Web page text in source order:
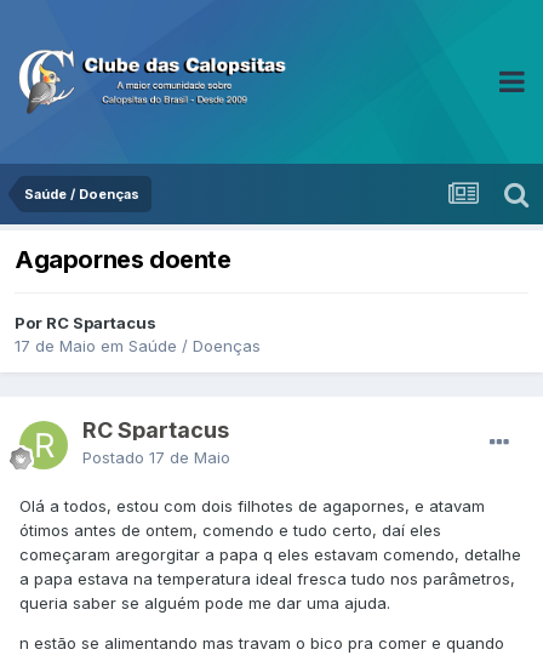
Saúde / Doenças
Agapornes doente
Por RC Spartacus
17 de Maio em Saúde / Doenças
RC Spartacus
Postado 17 de Maio
Olá a todos, estou com dois filhotes de agapornes, e atavam
ótimos antes de ontem, comendo e tudo certo, daí eles
começaram aregorgitar a papa q eles estavam comendo, detalhe
a papa estava na temperatura ideal fresca tudo nos parâmetros,
queria saber se alguém pode me dar uma ajuda.
n estão se alimentando mas travam o bico pra comer e quando